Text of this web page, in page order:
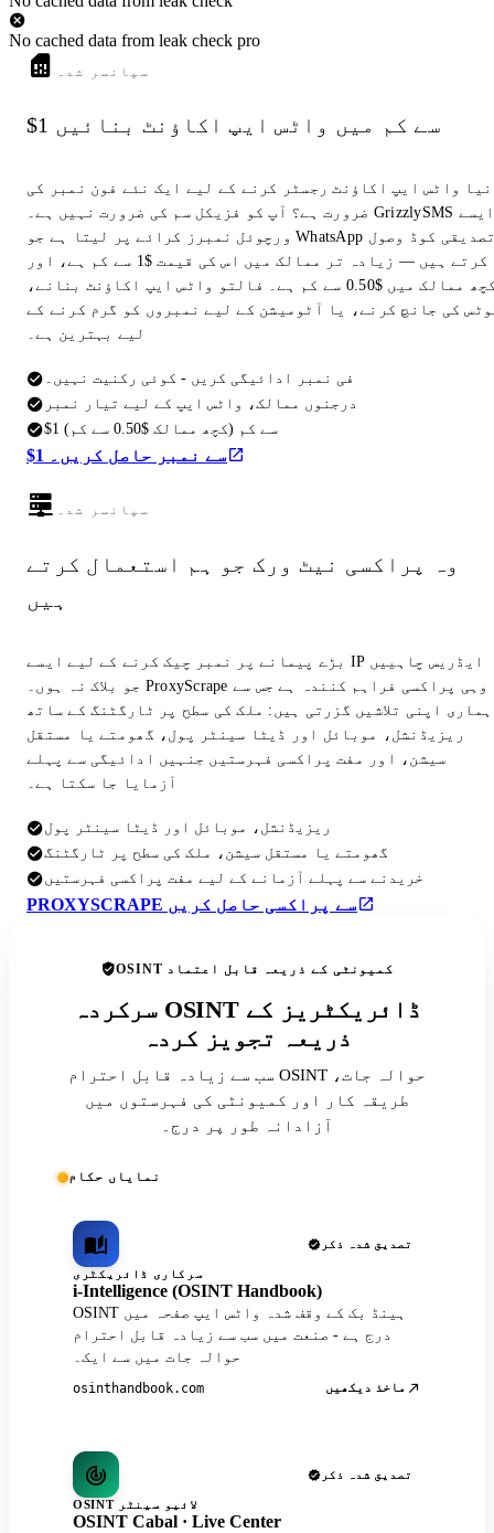
No cached data from leak check pro
سپانسر شدہ
$1 سے کم میں واٹس ایپ اکاؤنٹ بنائیں
نیا واٹس ایپ اکاؤنٹ رجسٹر کرنے کے لیے ایک نئے فون نمبر کی
ضرورت ہے؟ آپ کو فزیکل سم کی ضرورت نہیں ہے۔ GrizzlySMS ایسے
ورچوئل نمبرز کرائے پر لیتا ہے جو WhatsApp تصدیقی کوڈ وصول
کرتے ہیں — زیادہ تر ممالک میں اس کی قیمت $1 سے کم ہے، اور
کچھ ممالک میں $0.50 سے کم ہے۔ فالتو واٹس ایپ اکاؤنٹ بنانے،
کی جانچ کرنے، یا آٹومیشن کے لیے نمبروں کو گرم کرنے کے
لیے بہترین ہے۔
فی نمبر ادائیگی کریں - کوئی رکنیت نہیں۔
درجنوں ممالک، واٹس ایپ کے لیے تیار نمبر
$1 سے کم (کچھ ممالک $0.50 سے کم)
$1 سے نمبر حاصل کریں۔
سپانسر شدہ
وہ پراکسی نیٹ ورک جو ہم استعمال کرتے
ہیں
بڑے پیمانے پر نمبر چیک کرنے کے لیے ایسے IP ایڈریس چاہییں
جو بلاک نہ ہوں۔ ProxyScrape وہی پراکسی فراہم کنندہ ہے جس سے
ہماری اپنی تلاشیں گزرتی ہیں: ملک کی سطح پر ٹارگٹنگ کے ساتھ
ریزیڈنشل، موبائل اور ڈیٹا سینٹر پول، گھومتے یا مستقل
سیشن، اور مفت پراکسی فہرستیں جنہیں ادائیگی سے پہلے
آزمایا جا سکتا ہے۔
ریزیڈنشل، موبائل اور ڈیٹا سینٹر پول
گھومتے یا مستقل سیشن، ملک کی سطح پر ٹارگٹنگ
خریدنے سے پہلے آزمانے کے لیے مفت پراکسی فہرستیں
PROXYSCRAPE سے پراکسی حاصل کریں
OSINT کمیونٹی کے ذریعہ قابل اعتماد
سرکردہ OSINT ڈائریکٹریز کے
ذریعہ تجویز کردہ
سب سے زیادہ قابل احترام OSINT حوالہ جات،
طریقہ کار اور کمیونٹی کی فہرستوں میں
آزادانہ طور پر درج۔
نمایاں حکام
تصدیق شدہ ذکر
سرکاری ڈائریکٹری
i-Intelligence (OSINT Handbook)
OSINT ہینڈ بک کے وقف شدہ واٹس ایپ صفحہ میں
درج ہے - صنعت میں سب سے زیادہ قابل احترام
حوالہ جات میں سے ایک۔
osinthandbook.com ماخذ دیکھیں
تصدیق شدہ ذکر
OSINT لائیو سینٹر
OSINT Cabal · Live Center